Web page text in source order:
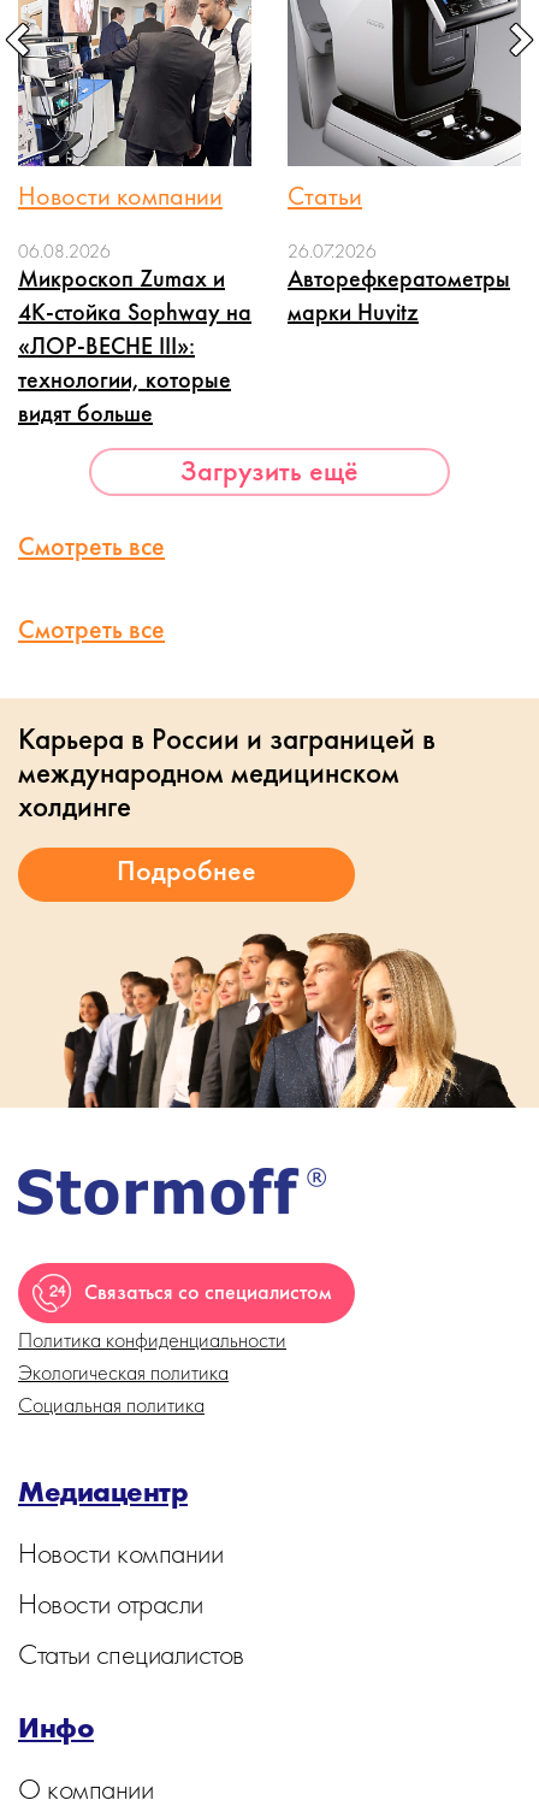
Новости компании
06.08.2026
Микроскоп Zumax и
4K-стойка Sophway на
«ЛОР-ВЕСНЕ III»:
технологии, которые
видят больше
Статьи
26.07.2026
Авторефкератометры
марки Huvitz
Загрузить ещё
Смотреть все
Смотреть все
Карьера в России и заграницей в
международном медицинском
холдинге
Связаться со специалистом
Политика конфиденциальности
Экологическая политика
Социальная политика
Медиацентр
Новости компании
Новости отрасли
Статьи специалистов
Инфо
О компании